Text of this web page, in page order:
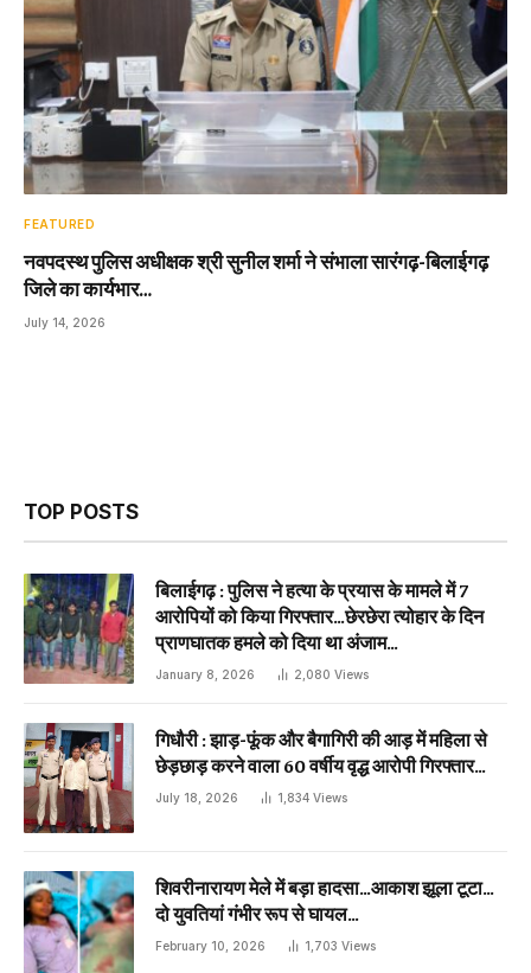
FEATURED
नवपदस्थ पुलिस अधीक्षक श्री सुनील शर्मा ने संभाला सारंगढ़-बिलाईगढ़
जिले का कार्यभार…
July 14, 2026
TOP POSTS
बिलाईगढ़ : पुलिस ने हत्या के प्रयास के मामले में 7
आरोपियों को किया गिरफ्तार…छेरछेरा त्योहार के दिन
प्राणघातक हमले को दिया था अंजाम…
January 8, 2026 2,080 Views
गिधौरी : झाड़-फूंक और बैगागिरी की आड़ में महिला से
छेड़छाड़ करने वाला 60 वर्षीय वृद्ध आरोपी गिरफ्तार…
July 18, 2026 1,834 Views
शिवरीनारायण मेले में बड़ा हादसा…आकाश झूला टूटा…
दो युवतियां गंभीर रूप से घायल…
February 10, 2026 1,703 Views